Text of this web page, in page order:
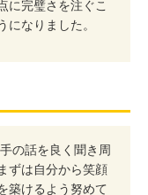
に完璧さを注ぐこ
になりました。
の話を良く聞き周
ずは自分から笑顔
築けるよう努めて